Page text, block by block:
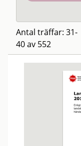
Antal träffar: 31-
40 av 552